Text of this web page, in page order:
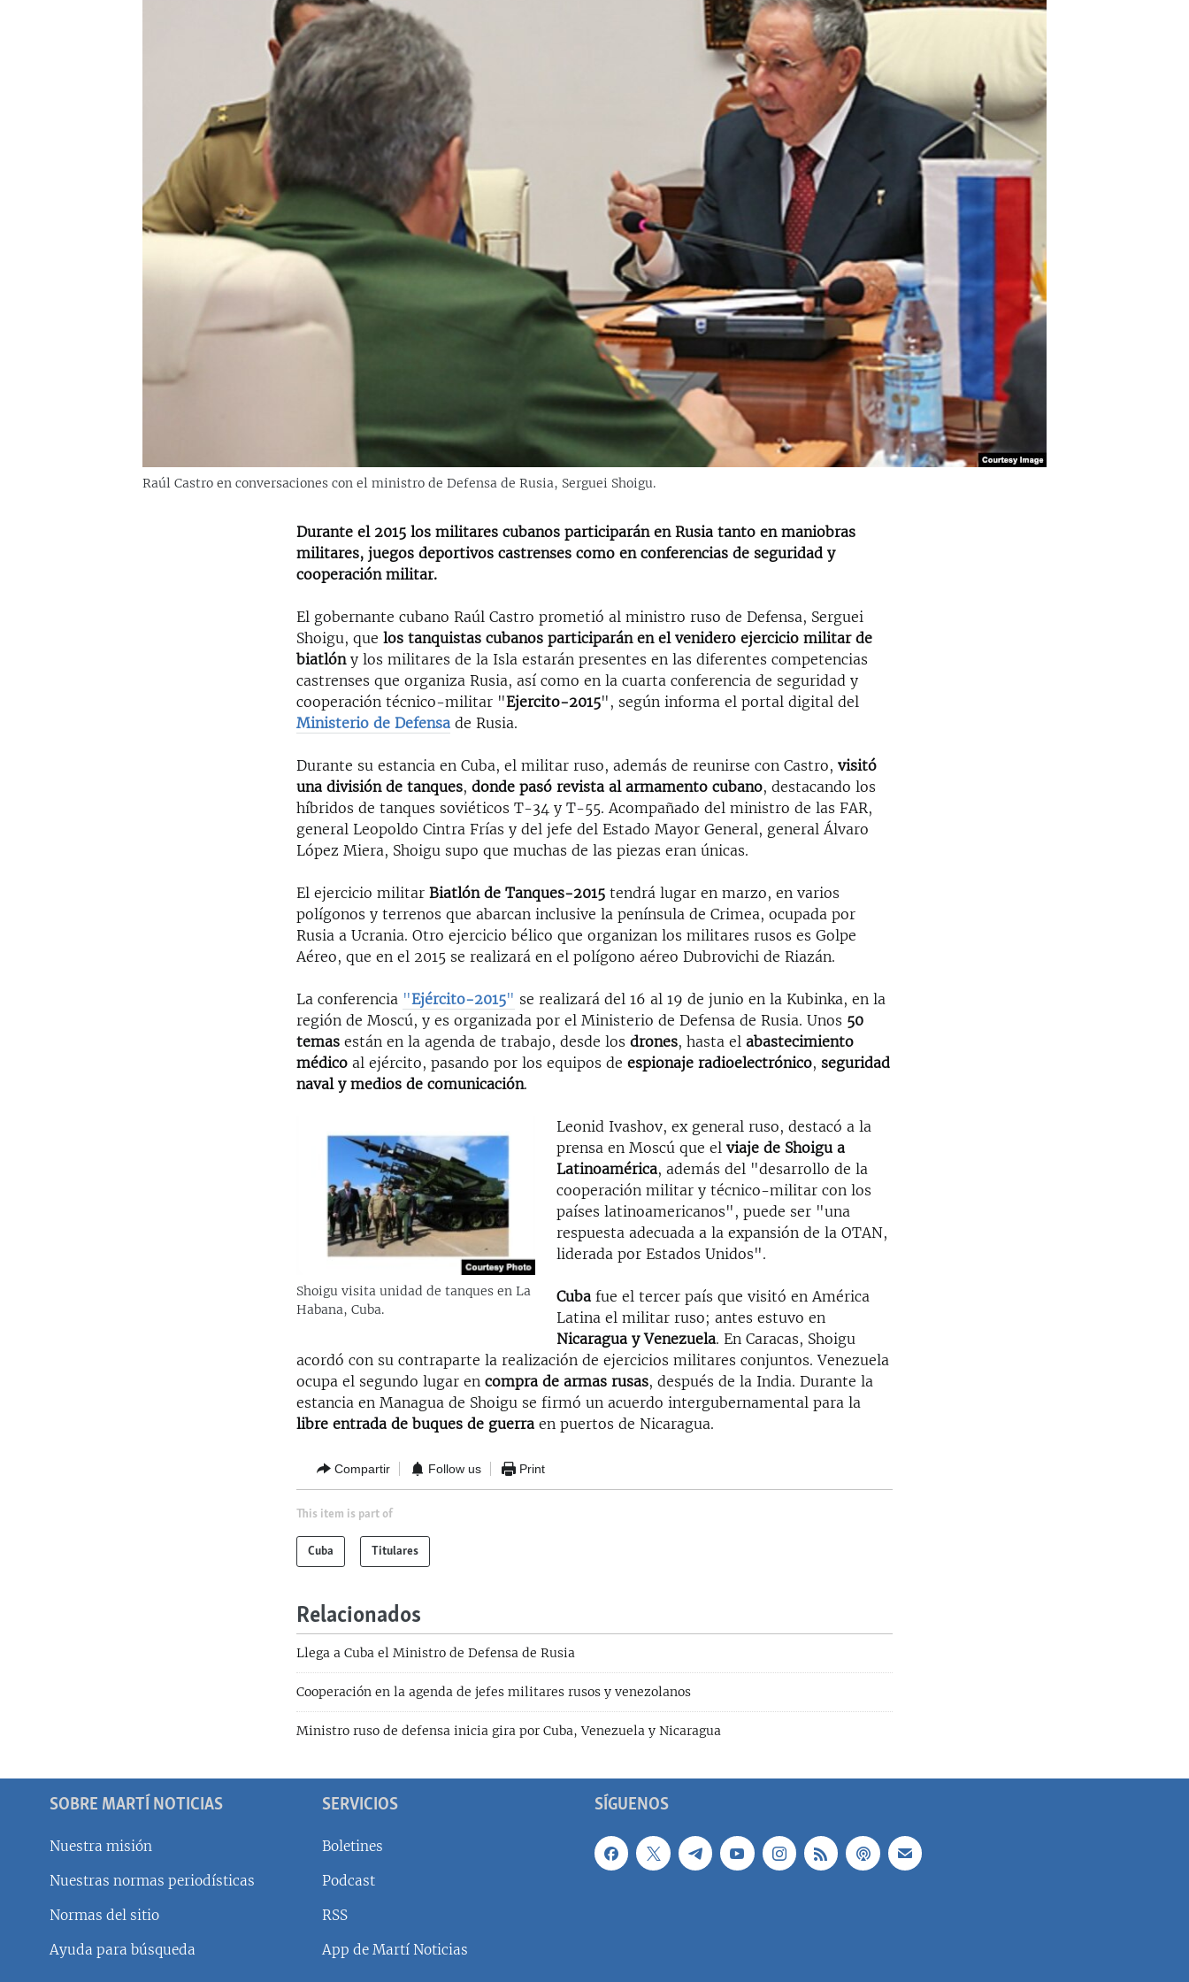
LOS SANTOS DE HIALEAH
LA INVASIÓN DE RUSIA A UCRANIA
Raúl Castro en conversaciones con el ministro de Defensa de Rusia, Serguei Shoigu.
Durante el 2015 los militares cubanos participarán en Rusia tanto en maniobras
militares, juegos deportivos castrenses como en conferencias de seguridad y
cooperación militar.
El gobernante cubano Raúl Castro prometió al ministro ruso de Defensa, Serguei
Shoigu, quelos tanquistas cubanos participarán en el venidero ejercicio militar de
biatlóny los militares de la Isla estarán presentes en las diferentes competencias
castrenses que organiza Rusia, así como en la cuarta conferencia de seguridad y
cooperación técnico-militar "Ejercito-2015", según informa el portal digital del
Ministerio de Defensa de Rusia.
Durante su estancia en Cuba, el militar ruso, además de reunirse con Castro,visitó
una división de tanques,donde pasó revista al armamento cubano, destacando los
híbridos de tanques soviéticos T-34 y T-55. Acompañado del ministro de las FAR,
general Leopoldo Cintra Frías y del jefe del Estado Mayor General, general Álvaro
López Miera, Shoigu supo que muchas de las piezas eran únicas.
El ejercicio militarBiatlón de Tanques-2015 tendrá lugar en marzo, en varios
polígonos y terrenos que abarcan inclusive la península de Crimea, ocupada por
Rusia a Ucrania. Otro ejercicio bélico que organizan los militares rusos es Golpe
Aéreo, que en el 2015 se realizará en el polígono aéreo Dubrovichi de Riazán.
La conferencia "Ejército-2015" se realizará del 16 al 19 de junio en la Kubinka, en la
región de Moscú, y es organizada por el Ministerio de Defensa de Rusia. Unos 50
temas están en la agenda de trabajo, desde losdrones, hasta elabastecimiento
médico al ejército, pasando por los equipos deespionaje radioelectrónico, seguridad
naval y medios de comunicación.
Shoigu visita unidad de tanques en La
Habana, Cuba.
Leonid Ivashov, ex general ruso, destacó a la
prensa en Moscú que el viaje de Shoigu a
Latinoamérica, además del "desarrollo de la
cooperación militar y técnico-militar con los
países latinoamericanos", puede ser "una
respuesta adecuada a la expansión de la OTAN,
liderada por Estados Unidos".
Cubafue el tercer país que visitó en América
Latina el militar ruso; antes estuvo en
Nicaragua y Venezuela. En Caracas, Shoigu
acordó con su contraparte la realización de ejercicios militares conjuntos. Venezuela
ocupa el segundo lugar encompra de armas rusas, después de la India. Durante la
estancia en Managua de Shoigu se firmó un acuerdo intergubernamental para la
libre entrada de buques de guerra en puertos de Nicaragua.
Compartir Follow us Print
This item is part of
Cuba Titulares
Relacionados
Llega a Cuba el Ministro de Defensa de Rusia
Cooperación en la agenda de jefes militares rusos y venezolanos
Ministro ruso de defensa inicia gira por Cuba, Venezuela y Nicaragua
SÍGUENOS
SOBRE MARTÍ NOTICIAS
Nuestra misión
Nuestras normas periodísticas
Normas del sitio
Ayuda para búsqueda
SERVICIOS
Boletines
Podcast
RSS
App de Martí Noticias